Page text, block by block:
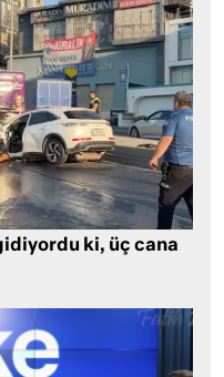
ki, üç cana